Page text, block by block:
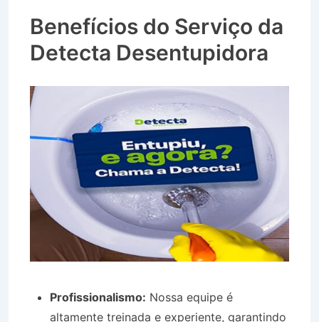
Benefícios do Serviço da
Detecta Desentupidora
Profissionalismo: Nossa equipe é
altamente treinada e experiente, garantindo